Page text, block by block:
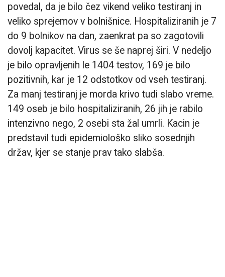
povedal, da je bilo čez vikend veliko testiranj in
veliko sprejemov v bolnišnice. Hospitaliziranih je 7
do 9 bolnikov na dan, zaenkrat pa so zagotovili
dovolj kapacitet. Virus se še naprej širi. V nedeljo
je bilo opravljenih le 1404 testov, 169 je bilo
pozitivnih, kar je 12 odstotkov od vseh testiranj.
Za manj testiranj je morda krivo tudi slabo vreme.
149 oseb je bilo hospitaliziranih, 26 jih je rabilo
intenzivno nego, 2 osebi sta žal umrli. Kacin je
predstavil tudi epidemiološko sliko sosednjih
držav, kjer se stanje prav tako slabša.